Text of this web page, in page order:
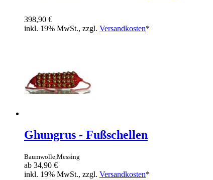
398,90 €
inkl. 19% MwSt., zzgl. Versandkosten*
Ghungrus - Fußschellen
Baumwolle,Messing
ab 34,90 €
inkl. 19% MwSt., zzgl. Versandkosten*